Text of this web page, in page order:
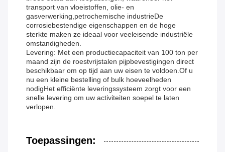
transport van vloeistoffen, olie- en
gasverwerking,petrochemische industrieDe
corrosiebestendige eigenschappen en de hoge
sterkte maken ze ideaal voor veeleisende industriële
omstandigheden.
Levering: Met een productiecapaciteit van 100 ton per
maand zijn de roestvrijstalen pijpbevestigingen direct
beschikbaar om op tijd aan uw eisen te voldoen.Of u
nu een kleine bestelling of bulk hoeveelheden
nodigHet efficiënte leveringssysteem zorgt voor een
snelle levering om uw activiteiten soepel te laten
verlopen.
Toepassingen: